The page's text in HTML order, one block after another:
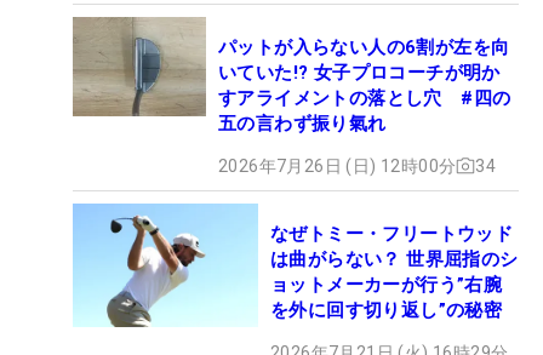
パットが入らない人の6割が左を向
いていた!? 女子プロコーチが明か
すアライメントの落とし穴 #四の
五の言わず振り氣れ
2026年7月26日 (日) 12時00分 34
なぜトミー・フリートウッド
は曲がらない？ 世界屈指のシ
ョットメーカーが行う”右腕
を外に回す切り返し”の秘密